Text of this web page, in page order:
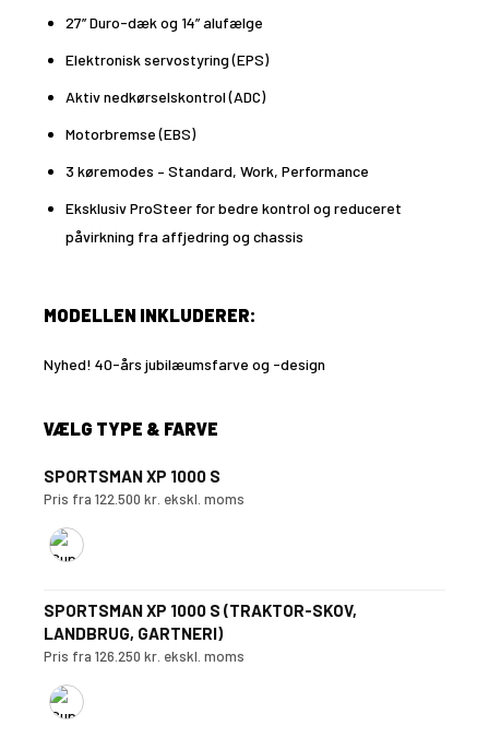
27” Duro-dæk og 14” alufælge
Elektronisk servostyring (EPS)
Aktiv nedkørselskontrol (ADC)
Motorbremse (EBS)
3 køremodes – Standard, Work, Performance
Eksklusiv ProSteer for bedre kontrol og reduceret
påvirkning fra affjedring og chassis
MODELLEN INKLUDERER:
Nyhed! 40-års jubilæumsfarve og -design
VÆLG TYPE & FARVE
SPORTSMAN XP 1000 S
Pris fra 122.500 kr. ekskl. moms
SPORTSMAN XP 1000 S (TRAKTOR-SKOV,
LANDBRUG, GARTNERI)
Pris fra 126.250 kr. ekskl. moms